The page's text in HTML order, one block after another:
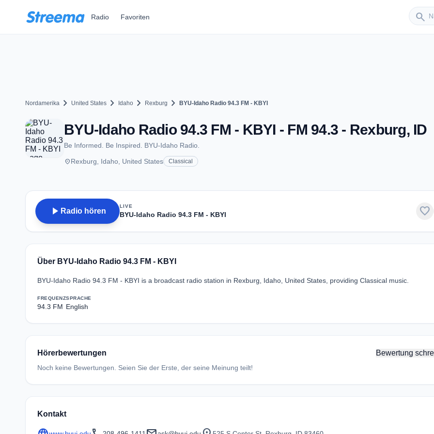
Radio Favoriten search
Nordamerika chevron_right United States chevron_right Idaho chevron_right Rexburg chevron_right BYU-Idaho Radio 94.3 FM - KBYI
BYU-Idaho Radio 94.3 FM - KBYI - FM 94.3 - Rexburg, ID
Be Informed. Be Inspired. BYU-Idaho Radio.
placeRexburg, Idaho, United States Classical
play_arrow Radio hören
LIVE
BYU-Idaho Radio 94.3 FM - KBYI favorite
Über BYU-Idaho Radio 94.3 FM - KBYI
BYU-Idaho Radio 94.3 FM - KBYI is a broadcast radio station in Rexburg, Idaho, United States, providing Classical music.
FREQUENZ
94.3 FM
SPRACHE
English
Hörerbewertungen Bewertung
Noch keine Bewertungen. Seien Sie der Erste, der seine Meinung teilt!
Kontakt